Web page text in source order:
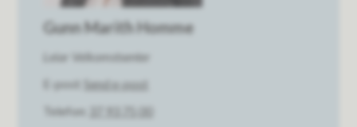
Gunn Marith Homme
Leiar Velkomstsenter
E-post
Send e-post
Telefon
37 93 75 00